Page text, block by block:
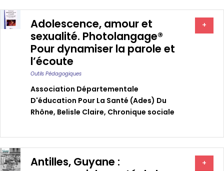
Adolescence, amour et
sexualité. Photolangage®
Pour dynamiser la parole et
l’écoute
Outils Pédagogiques
Association Départementale
D'éducation Pour La Santé (ades) Du
Rhône, Belisle Claire, Chronique sociale
+
Antilles, Guyane :
+